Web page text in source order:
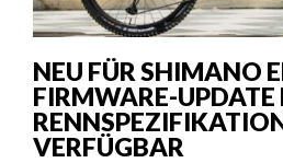
NEU FÜR SHIMANO
FIRMWARE-UPDATE
VERFÜGBAR